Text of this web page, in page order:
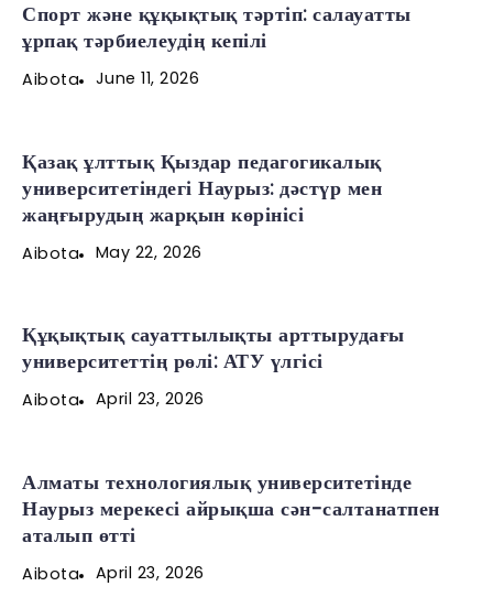
Спорт және құқықтық тәртіп: салауатты
ұрпақ тәрбиелеудің кепілі
Aibota June 11, 2026
Қазақ ұлттық Қыздар педагогикалық
университетіндегі Наурыз: дәстүр мен
жаңғырудың жарқын көрінісі
Aibota May 22, 2026
Құқықтық сауаттылықты арттырудағы
университеттің рөлі: АТУ үлгісі
Aibota April 23, 2026
Алматы технологиялық университетінде
Наурыз мерекесі айрықша сән-салтанатпен
аталып өтті
Aibota April 23, 2026